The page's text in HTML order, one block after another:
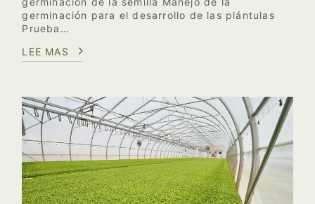
germinación para el desarrollo de las plántulas
Prueba…
LEE MAS